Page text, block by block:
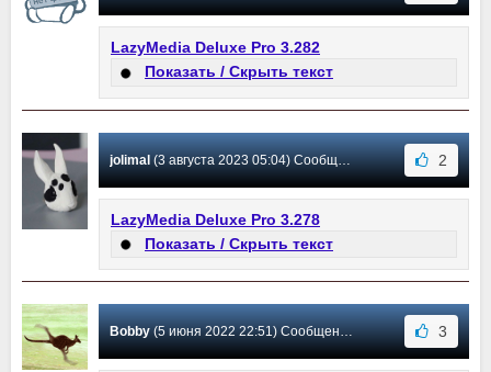
LazyMedia Deluxe Pro 3.282
Показать / Скрыть текст
jolimal(3 августа 2023 05:04) Сообщение #5 2
LazyMedia Deluxe Pro 3.278
Показать / Скрыть текст
Bobby(5 июня 2022 22:51) Сообщение #4 3